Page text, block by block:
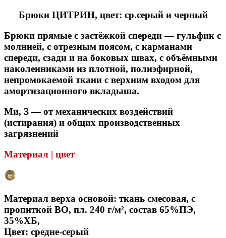
Брюки ЦИТРИН, цвет: ср.серый и черный
Брюки прямые с застёжкой спереди — гульфик с
молнией, с отрезным поясом, с карманами
спереди, сзади и на боковых швах, с объёмными
наколенниками из плотной, полиэфирной,
непромокаемой ткани с верхним входом для
амортизационного вкладыша.
Ми, З — от механических воздействий
(истирания) и общих производственных
загрязнений
Материал | цвет
Материал верха основой: ткань смесовая, с
пропиткой ВО, пл. 240 г/м², состав 65%ПЭ,
35%ХБ,
Цвет: средне-серый